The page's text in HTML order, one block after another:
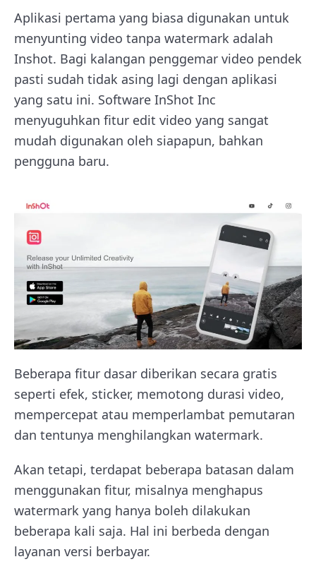
Aplikasi pertama yang biasa digunakan untuk
menyunting video tanpa watermark adalah
Inshot. Bagi kalangan penggemar video pendek
pasti sudah tidak asing lagi dengan aplikasi
yang satu ini. Software InShot Inc
menyuguhkan fitur edit video yang sangat
mudah digunakan oleh siapapun, bahkan
pengguna baru.
Beberapa fitur dasar diberikan secara gratis
seperti efek, sticker, memotong durasi video,
mempercepat atau memperlambat pemutaran
dan tentunya menghilangkan watermark.
Akan tetapi, terdapat beberapa batasan dalam
menggunakan fitur, misalnya menghapus
watermark yang hanya boleh dilakukan
beberapa kali saja. Hal ini berbeda dengan
layanan versi berbayar.